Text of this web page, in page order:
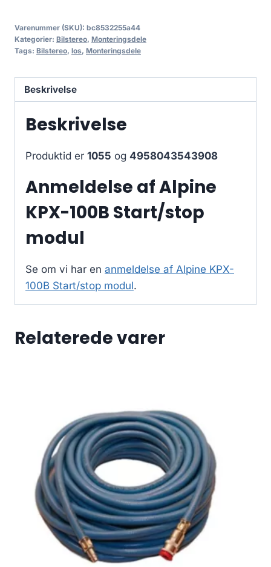
Varenummer (SKU): bc8532255a44
Kategorier: Bilstereo, Monteringsdele
Tags: Bilstereo, los, Monteringsdele
Beskrivelse
Beskrivelse
Produktid er 1055 og 4958043543908
Anmeldelse af Alpine
KPX-100B Start/stop
modul
Se om vi har en anmeldelse af Alpine KPX-
100B Start/stop modul.
Relaterede varer